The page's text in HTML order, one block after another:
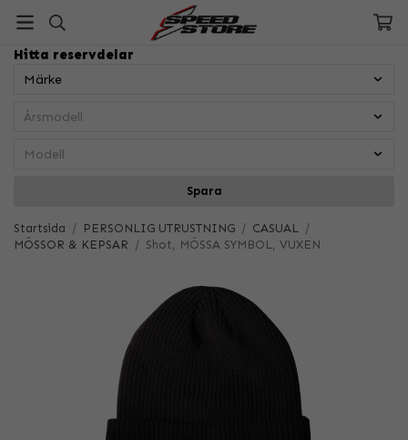
Hitta reservdelar
Spara
Startsida / PERSONLIG UTRUSTNING / CASUAL /
MÖSSOR & KEPSAR / Shot, MÖSSA SYMBOL, VUXEN